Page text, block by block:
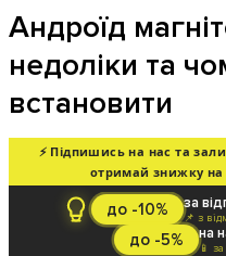
Андроїд
недоліки та
встановити
⚡ Підпишись на нас та
отримай знижку на
до -10% за
📌 з
до -5% на
📱